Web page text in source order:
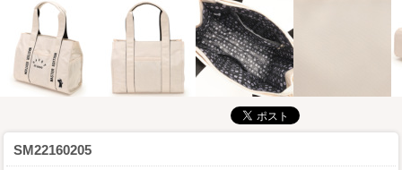
SM22160205